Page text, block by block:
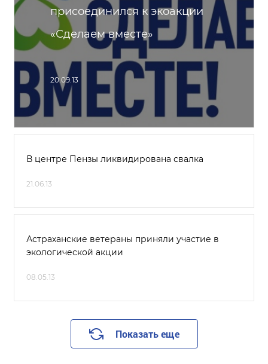
присоединился к экоакции
«Сделаем вместе»
20.09.13
В центре Пензы ликвидирована свалка
21.06.13
Астраханские ветераны приняли участие в
экологической акции
08.05.13
Показать еще